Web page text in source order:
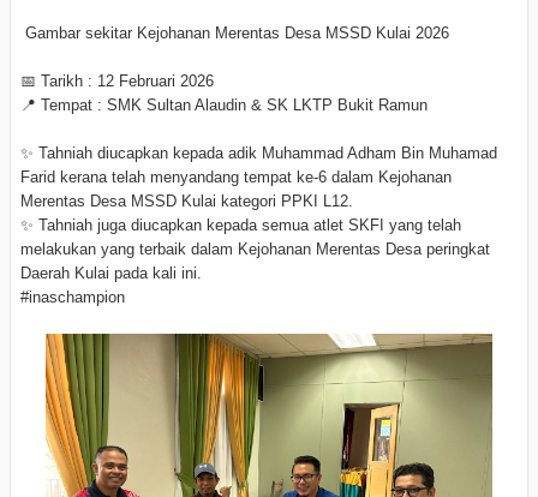
Gambar sekitar Kejohanan Merentas Desa MSSD Kulai 2026
📅 Tarikh : 12 Februari 2026
📍 Tempat : SMK Sultan Alaudin & SK LKTP Bukit Ramun
✨ Tahniah diucapkan kepada adik Muhammad Adham Bin Muhamad
Farid kerana telah menyandang tempat ke-6 dalam Kejohanan
Merentas Desa MSSD Kulai kategori PPKI L12.
✨ Tahniah juga diucapkan kepada semua atlet SKFI yang telah
melakukan yang terbaik dalam Kejohanan Merentas Desa peringkat
Daerah Kulai pada kali ini.
#inaschampion